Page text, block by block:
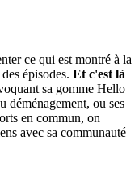
ce qui est montré à la
épisodes. Et c'est là
sa gomme Hello
déménagement, ou ses
en commun, on
avec sa communauté